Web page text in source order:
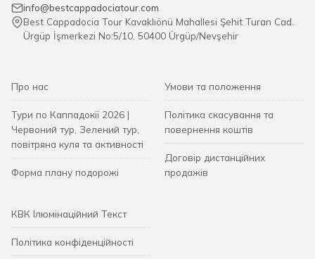
info@bestcappadociatour.com
Best Cappadocia Tour Kavaklıönü Mahallesi Şehit Turan Cad.
Ürgüp İşmerkezi No:5/10, 50400 Ürgüp/Nevşehir
Про нас
Тури по Каппадокії 2026 |
Червоний тур, Зелений тур,
повітряна куля та активності
Форма плану подорожі
Умови та положення
Політика скасування та
повернення коштів
Договір дистанційних
продажів
КВК Ілюмінаційний Текст
Політика конфіденційності